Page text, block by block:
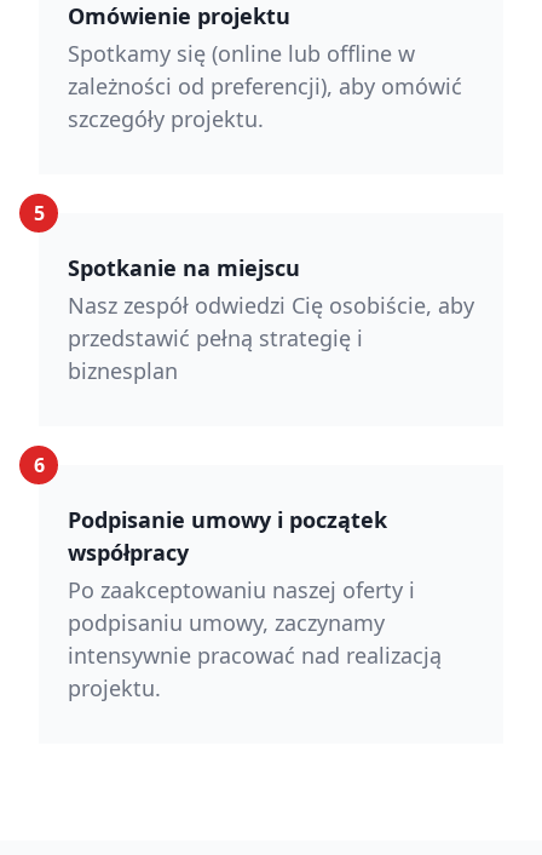
Omówienie projektu
Spotkamy się (online lub offline w
zależności od preferencji), aby omówić
szczegóły projektu.
5
Spotkanie na miejscu
Nasz zespół odwiedzi Cię osobiście, aby
przedstawić pełną strategię i
biznesplan
6
Podpisanie umowy i początek
współpracy
Po zaakceptowaniu naszej oferty i
podpisaniu umowy, zaczynamy
intensywnie pracować nad realizacją
projektu.